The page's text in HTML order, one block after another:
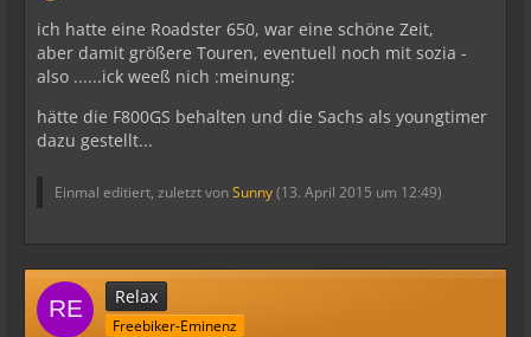
ich hatte eine Roadster 650, war eine schöne Zeit,
aber damit größere Touren, eventuell noch mit sozia -
also ......ick weeß nich :meinung:
hätte die F800GS behalten und die Sachs als youngtimer
dazu gestellt...
Einmal editiert, zuletzt vonSunny(13. April 2015 um 12:49)
Relax
Freebiker-Eminenz